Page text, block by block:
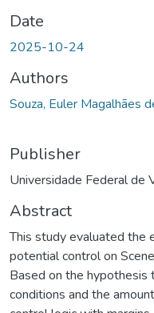
Date
2025-10-24
Authors
Souza, Euler Magalhães
Publisher
Universidade Federal de
Abstract
This study evaluated the
potential control on
Based on the
conditions and the